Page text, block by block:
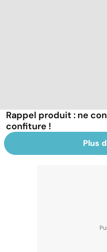
Rappel produit : ne
confiture !
Plus